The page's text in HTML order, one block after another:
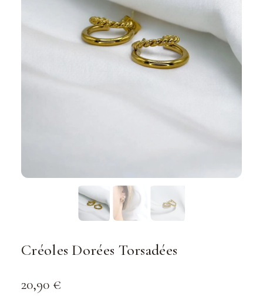
Créoles Dorées Torsadées
20,90 €